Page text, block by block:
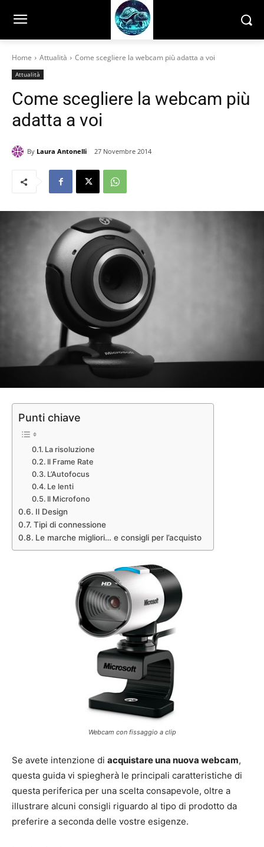
Home Attualità Come scegliere la webcam più adatta a voi
Attualità
Come scegliere la webcam più
adatta a voi
By Laura Antonelli 27 Novembre 2014
Punti chiave
La risoluzione
Il Frame Rate
L’Autofocus
Le lenti
Il Microfono
Il Design
Tipi di connessione
Le marche migliori… e consigli per l’acquisto
Webcam con fissaggio a clip
Se avete intenzione di acquistare una nuova webcam,
questa guida vi spiegherà le principali caratteristiche di
questa periferica per una scelta consapevole, oltre a
illustrare alcuni consigli riguardo al tipo di prodotto da
preferire a seconda delle vostre esigenze.